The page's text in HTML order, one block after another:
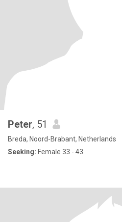
Peter, 51
Breda, Noord-Brabant, Netherlands
Seeking: Female 33 - 43